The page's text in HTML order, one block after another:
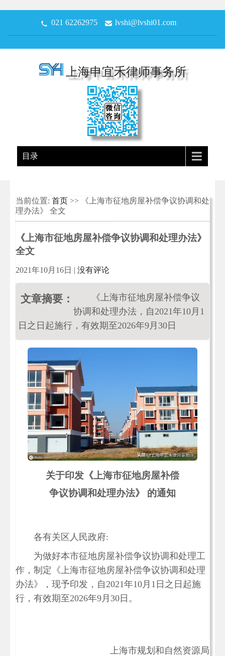
021 62262975 lvshi@lvshi01.com
上海申宜禾律师事务所
目录
当前位置: 首页 >> 《上海市征地房屋补偿争议协调和处
理办法》 全文
《上海市征地房屋补偿争议协调和处理办法》
全文
2021年10月16日 | 没有评论
文章摘要：
《上海市征地房屋补偿争议
协调和处理办法，自2021年10月1
日之日起施行，有效期至2026年9月30日
关于印发《上海市征地房屋补偿
争议协调和处理办法》 的通知
各有关区人民政府:
为做好本市征地房屋补偿争议协调和处理工
作，制定《上海市征地房屋补偿争议协调和处理
办法》，现予印发，自2021年10月1日之日起施
行，有效期至2026年9月30日。
上海市规划和自然资源局